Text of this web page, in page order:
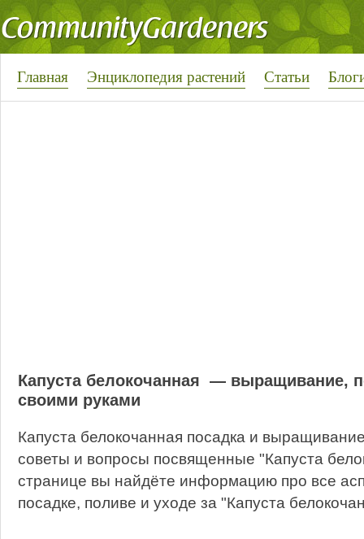
Главная Энциклопедия растений Статьи
Капуста белокочанная — выращивание,
своими руками
Капуста белокочанная посадка и
советы и вопросы посвященные "Капуста
странице вы найдёте информацию про все
посадке, поливе и уходе за "Капуста